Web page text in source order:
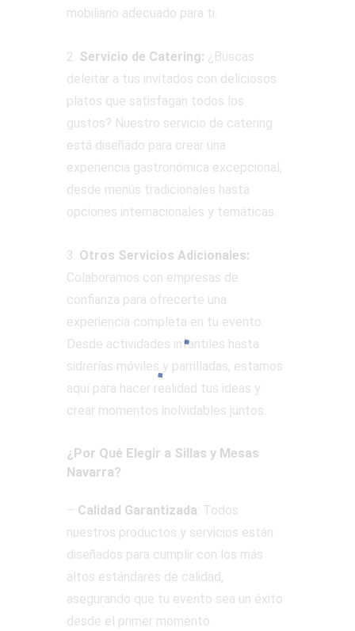
mobiliario adecuado para ti.
2. Servicio de Catering: ¿Buscas
deleitar a tus invitados con deliciosos
platos que satisfagan todos los
gustos? Nuestro servicio de catering
está diseñado para crear una
experiencia gastronómica excepcional,
desde menús tradicionales hasta
opciones internacionales y temáticas.
3. Otros Servicios Adicionales:
Colaboramos con empresas de
confianza para ofrecerte una
experiencia completa en tu evento.
Desde actividades infantiles hasta
sidrerías móviles y parrilladas, estamos
aquí para hacer realidad tus ideas y
crear momentos inolvidables juntos.
¿Por Qué Elegir a Sillas y Mesas
Navarra?
– Calidad Garantizada: Todos
nuestros productos y servicios están
diseñados para cumplir con los más
altos estándares de calidad,
asegurando que tu evento sea un éxito
desde el primer momento.